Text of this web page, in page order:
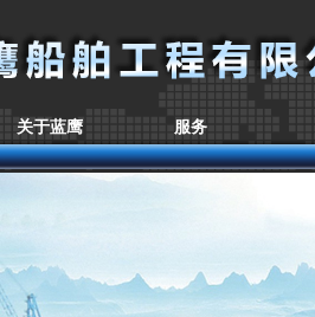
关于蓝鹰 服务